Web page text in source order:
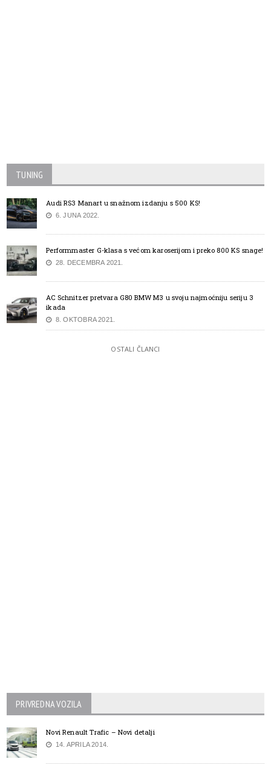
TUNING
Audi RS3 Manart u snažnom izdanju s 500 KS!
6. JUNA 2022.
Performmaster G-klasa s većom karoserijom i preko 800 KS snage!
28. DECEMBRA 2021.
AC Schnitzer pretvara G80 BMW M3 u svoju najmoćniju seriju 3
ikada
8. OKTOBRA 2021.
OSTALI ČLANCI
PRIVREDNA VOZILA
Novi Renault Trafic – Novi detalji
14. APRILA 2014.